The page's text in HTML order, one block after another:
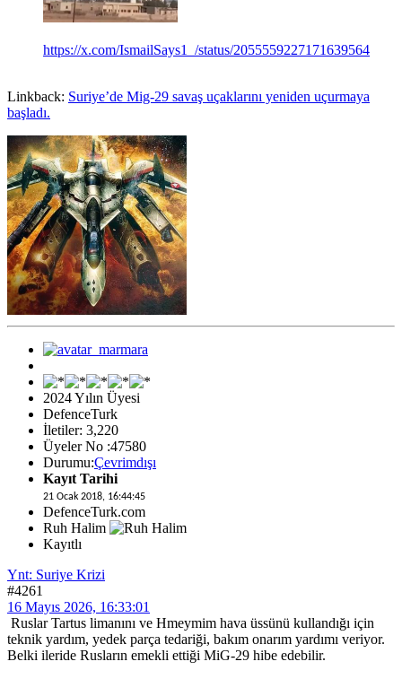
https://x.com/IsmailSays1_/status/2055559227171639564
Linkback: Suriye’de Mig-29 savaş uçaklarını yeniden uçurmaya
başladı.
2024 Yılın Üyesi
DefenceTurk
İletiler: 3,220
Üyeler No :47580
Durumu:Çevrimdışı
Kayıt Tarihi
21 Ocak 2018, 16:44:45
DefenceTurk.com
Ruh Halim
Kayıtlı
Ynt: Suriye Krizi
#4261
16 Mayıs 2026, 16:33:01
Ruslar Tartus limanını ve Hmeymim hava üssünü kullandığı için
teknik yardım, yedek parça tedariği, bakım onarım yardımı veriyor.
Belki ileride Rusların emekli ettiği MiG-29 hibe edebilir.